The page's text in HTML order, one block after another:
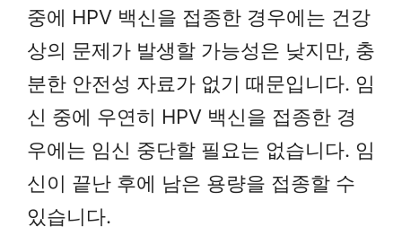
중에 HPV 백신을 접종한 경우에는 건강
상의 문제가 발생할 가능성은 낮지만, 충
분한 안전성 자료가 없기 때문입니다. 임
신 중에 우연히 HPV 백신을 접종한 경
우에는 임신 중단할 필요는 없습니다. 임
신이 끝난 후에 남은 용량을 접종할 수
있습니다.